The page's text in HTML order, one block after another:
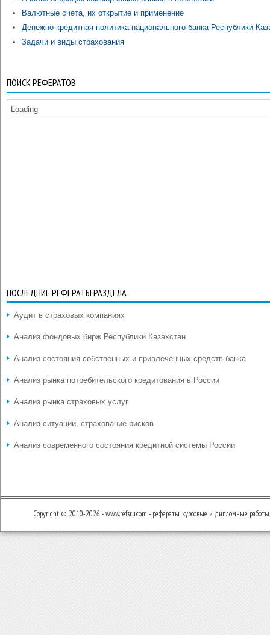
Валютные счета, их открытие и применение
Денежно-кредитная политика национального банка Республики
Задачи и виды страхования
ПОИСК РЕФЕРАТОВ
Loading
ПОСЛЕДНИЕ РЕФЕРАТЫ РАЗДЕЛА
Аудит в страховых компаниях
Анализ фондовых бирж Республики Казахстан
Анализ состояния собственных и привлеченных средств банка
Анализ рынка потребительского кредитования в России
Анализ рынка страховых услуг
Анализ ситуации, страхование рисков
Анализ современного состояния кредитной системы России
Copyright © 2010-2026 - www.refsru.com - рефераты, курсовые и дипломные работы